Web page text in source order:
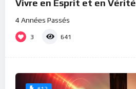
Vivre en Esprit et en Vérité
4 Années Passés
3 641